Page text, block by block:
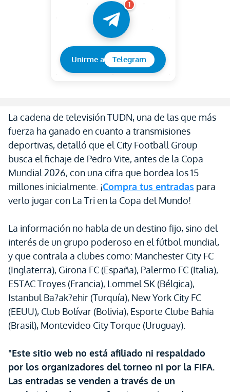
1
Unirme a Telegram
La cadena de televisión TUDN, una de las que más
fuerza ha ganado en cuanto a transmisiones
deportivas, detalló que el City Football Group
busca el fichaje de Pedro Vite, antes de la Copa
Mundial 2026, con una cifra que bordea los 15
millones inicialmente. ¡Compra tus entradas para
verlo jugar con La Tri en la Copa del Mundo!
La información no habla de un destino fijo, sino del
interés de un grupo poderoso en el fútbol mundial,
y que contrala a clubes como: Manchester City FC
(Inglaterra), Girona FC (España), Palermo FC (Italia),
ESTAC Troyes (Francia), Lommel SK (Bélgica),
Istanbul Ba?ak?ehir (Turquía), New York City FC
(EEUU), Club Bolívar (Bolivia), Esporte Clube Bahia
(Brasil), Montevideo City Torque (Uruguay).
"Este sitio web no está afiliado ni respaldado
por los organizadores del torneo ni por la FIFA.
Las entradas se venden a través de un